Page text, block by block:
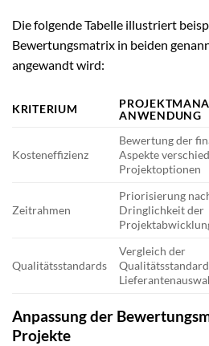
Die folgende Tabelle illustriert
Bewertungsmatrix in beiden
angewandt wird:
KRITERIUM
ANWENDUNG
Kosteneffizienz
Bewertung der
Aspekte
Projektoptionen
Zeitrahmen
Priorisierung
Dringlichkeit der
Qualitätsstandards
Vergleich der
Anpassung der
Projekte